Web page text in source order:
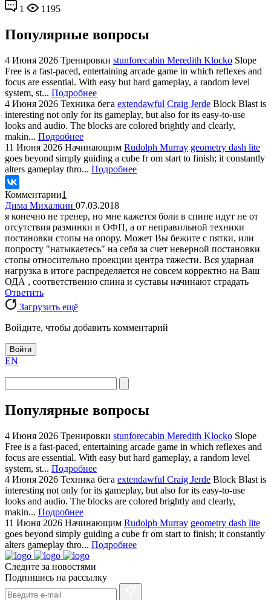
1
1195
Популярные вопросы
4 Июня 2026 Тренировки stunforecabin Meredith Klocko Slope
Free is a fast-paced, entertaining arcade game in which reflexes and
focus are essential. With easy but hard gameplay, a random level
system, st... Подробнее
4 Июня 2026 Техника бега extendawful Craig Jerde Block Blast is
interesting not only for its gameplay, but also for its easy-to-use
looks and audio. The blocks are colored brightly and clearly,
makin... Подробнее
11 Июня 2026 Начинающим Rudolph Murray geometry dash lite
goes beyond simply guiding a cube fr om start to finish; it constantly
alters gameplay thro... Подробнее
Комментарии1
Дима Михалкин 07.03.2018
я конечно не тренер, но мне кажется боли в спине идут не от
отсутствия разминки и ОФП, а от неправильной техники
постановки стопы на опору. Может Вы бежите с пятки, или
попросту "натыкаетесь" на себя за счет неверной постановки
стопы относительно проекции центра тяжести. Вся ударная
нагрузка в итоге распределяется не совсем корректно на Ваш
ОДА , соответственно спина и суставы начинают страдать
Ответить
Загрузить ещё
Войдите, чтобы добавить комментарий
Войти
EN
Популярные вопросы
4 Июня 2026 Тренировки stunforecabin Meredith Klocko Slope
Free is a fast-paced, entertaining arcade game in which reflexes and
focus are essential. With easy but hard gameplay, a random level
system, st... Подробнее
4 Июня 2026 Техника бега extendawful Craig Jerde Block Blast is
interesting not only for its gameplay, but also for its easy-to-use
looks and audio. The blocks are colored brightly and clearly,
makin... Подробнее
11 Июня 2026 Начинающим Rudolph Murray geometry dash lite
goes beyond simply guiding a cube fr om start to finish; it constantly
alters gameplay thro... Подробнее
Следите за новостями
Подпишись на рассылку